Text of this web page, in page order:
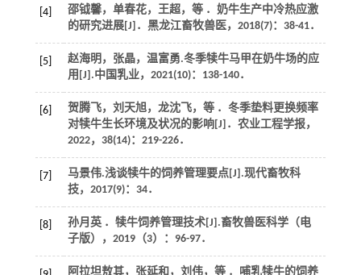
[4]
邵钺馨，单春花，王超，等 ．奶牛生产中冷热应激
的研究进展[J]． 黑龙江畜牧兽医， 2018(7)：38-41．
[5]
赵海明，张晶，温富勇.冬季犊牛马甲在奶牛场的应
用[J].中国乳业， 2021(10)：138-140．
[6]
贺腾飞，刘天旭，龙沈飞，等 ．冬季垫料更换频率
对犊牛生长环境及状况的影响[J]． 农业工程学报，
2022， 38(14)：219-226．
[7] 马景伟.浅谈犊牛的饲养管理要点[J].现代畜牧科
技， 2017(9)：34．
[8] 孙月英 ．犊牛饲养管理技术[J].畜牧兽医科学（电
子版）， 2019（3）：96-97．
阿拉坦敖其，张延和，刘伟，等 ．哺乳犊牛的饲养